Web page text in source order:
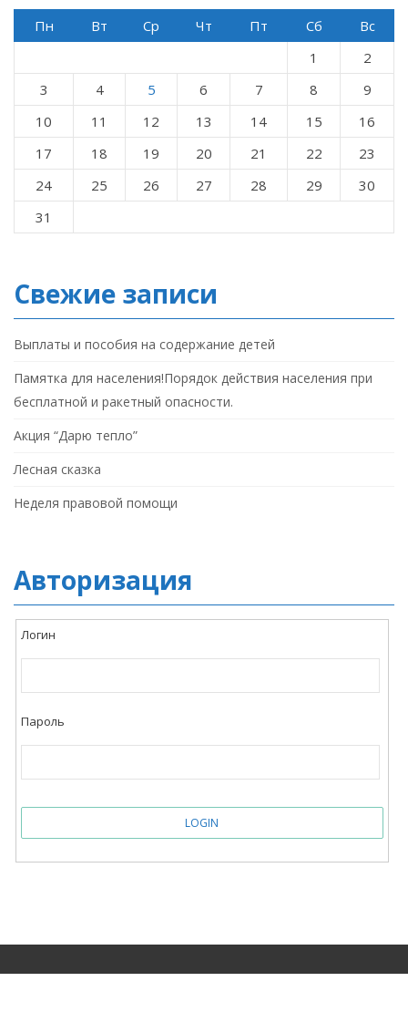
Пн Вт Ср Чт Пт Сб
Вс
1
2
3
4 5 6 7 8
9
10
11 12 13 14 15
16
17
18 19 20 21 22
23
24
25 26 27 28 29
30
31
Свежие записи
Выплаты и пособия на содержание детей
Памятка для населения!Порядок действия населения при
бесплатной и ракетный опасности.
Акция “Дарю тепло”
Лесная сказка
Неделя правовой помощи
Авторизация
Логин
Пароль